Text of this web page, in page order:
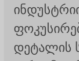
დეტალის